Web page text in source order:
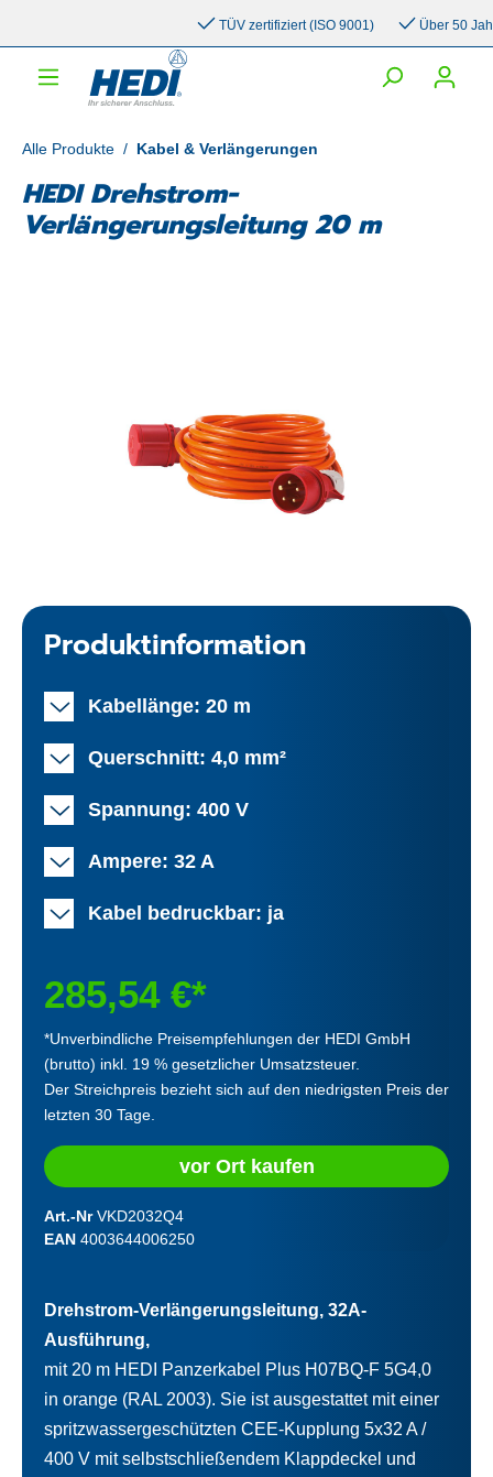
TÜV zertifiziert (ISO 9001) Über 50 Jahre
Alle Produkte / Kabel & Verlängerungen
HEDI Drehstrom-
Verlängerungsleitung 20 m
Produktinformation
Kabellänge: 20 m
Querschnitt: 4,0 mm²
Spannung: 400 V
Ampere: 32 A
Kabel bedruckbar: ja
285,54 €*
*Unverbindliche Preisempfehlungen der HEDI GmbH
(brutto) inkl. 19 % gesetzlicher Umsatzsteuer.
Der Streichpreis bezieht sich auf den niedrigsten Preis der
letzten 30 Tage.
vor Ort kaufen
Art.-NrVKD2032Q4
EAN 4003644006250
Drehstrom-Verlängerungsleitung, 32A-
Ausführung,
mit 20 m HEDI Panzerkabel Plus H07BQ-F 5G4,0
in orange (RAL 2003). Sie ist ausgestattet mit einer
spritzwassergeschützten CEE-Kupplung 5x32 A /
400 V mit selbstschließendem Klappdeckel und